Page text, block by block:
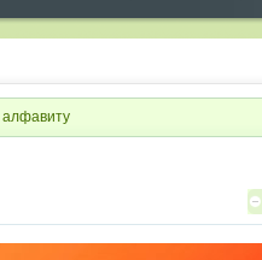
алфавиту